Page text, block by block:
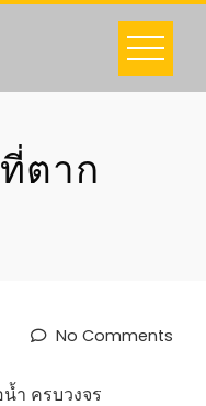
ตาก
No Comments
ำ ครบวงจร